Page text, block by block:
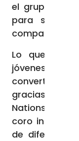
el grupo
para sanar
compartir su
Lo que
jóvenes que
convertido
gracias al
Nations
coro
de diferentes